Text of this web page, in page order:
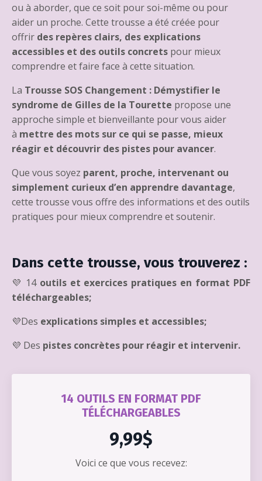
ou à aborder, que ce soit pour soi-même ou pour
aider un proche. Cette trousse a été créée pour
offrir des repères clairs, des explications
accessibles et des outils concrets pour mieux
comprendre et faire face à cette situation.
La Trousse SOS Changement : Démystifier le
syndrome de Gilles de la Tourette propose une
approche simple et bienveillante pour vous aider
à mettre des mots sur ce qui se passe, mieux
réagir et découvrir des pistes pour avancer.
Que vous soyez parent, proche, intervenant ou
simplement curieux d’en apprendre davantage,
cette trousse vous offre des informations et des outils
pratiques pour mieux comprendre et soutenir.
Dans cette trousse, vous trouverez :
💜 14 outils et exercices pratiques en format PDF
téléchargeables;
💜Des explications simples et accessibles;
💜 Des pistes concrètes pour réagir et intervenir.
14 OUTILS EN FORMAT PDF
TÉLÉCHARGEABLES
9,99$
Voici ce que vous recevez: